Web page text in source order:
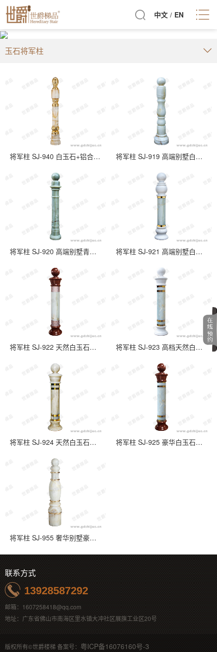
中文 / EN
玉石将军柱
将军柱 SJ-940 白玉石+铝合金别墅楼梯转角柱 将军柱 SJ-919 高端别墅白玉石楼梯起步柱
将军柱 SJ-920 高端别墅青玉石楼梯起步柱 将军柱 SJ-921 高端别墅白玉石楼梯起步柱
将军柱 SJ-922 天然白玉石楼梯起步立柱 将军柱 SJ-923 高档天然白玉石楼梯起步柱
将军柱 SJ-924 天然白玉石楼梯扶手起步柱 将军柱 SJ-925 豪华白玉石实木楼梯起步柱
将军柱 SJ-955 奢华别墅豪宅白玉是楼梯起步柱
联系方式
13928587292
邮箱：1607258418@qq.com
地址：广东省佛山市南海区里水镇大冲社区展旗工业区20号
版权所有©世爵楼梯 备案号： 粤ICP备16076160号-3